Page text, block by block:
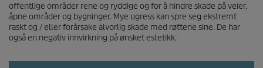
offentlige områder rene og ryddige og for å hindre skade på veier,
åpne områder og bygninger. Mye ugress kan spre seg ekstremt
raskt og / eller forårsake alvorlig skade med røttene sine. De har
også en negativ innvirkning på ønsket estetikk.